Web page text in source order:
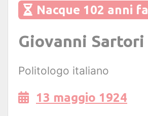
Nacque 102 anni fa
Giovanni Sartori
Politologo italiano
13 maggio 1924